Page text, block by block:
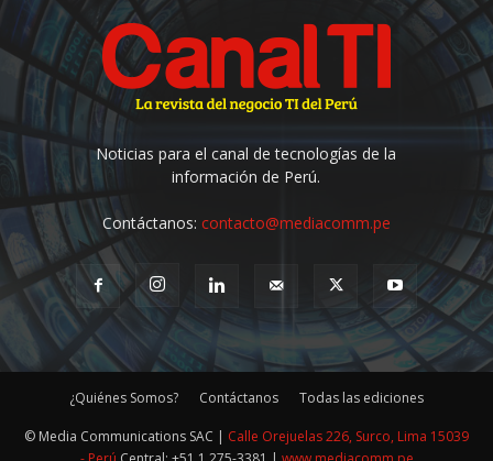
Noticias para el canal de tecnologías de la
información de Perú.
Contáctanos: contacto@mediacomm.pe
¿Quiénes Somos? Contáctanos Todas las ediciones
© Media Communications SAC | Calle Orejuelas 226, Surco, Lima 15039